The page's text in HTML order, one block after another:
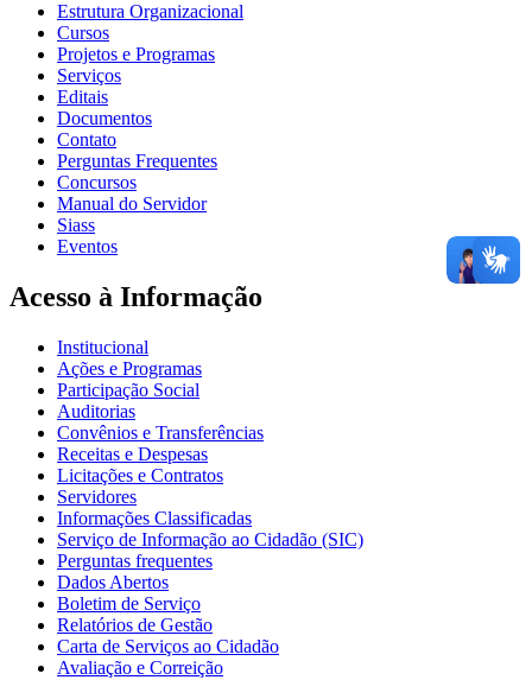
Estrutura Organizacional
Cursos
Projetos e Programas
Serviços
Editais
Documentos
Contato
Perguntas Frequentes
Concursos
Manual do Servidor
Siass
Eventos
Acesso à Informação
Institucional
Ações e Programas
Participação Social
Auditorias
Convênios e Transferências
Receitas e Despesas
Licitações e Contratos
Servidores
Informações Classificadas
Serviço de Informação ao Cidadão (SIC)
Perguntas frequentes
Dados Abertos
Boletim de Serviço
Relatórios de Gestão
Carta de Serviços ao Cidadão
Avaliação e Correição